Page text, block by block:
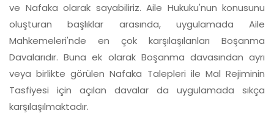
ve Nafaka olarak sayabiliriz. Aile Hukuku'nun konusunu
oluşturan başlıklar arasında, uygulamada Aile
Mahkemeleri'nde en çok karşılaşılanları Boşanma
Davalarıdır. Buna ek olarak Boşanma davasından ayrı
veya birlikte görülen Nafaka Talepleri ile Mal Rejiminin
Tasfiyesi için açılan davalar da uygulamada sıkça
karşılaşılmaktadır.